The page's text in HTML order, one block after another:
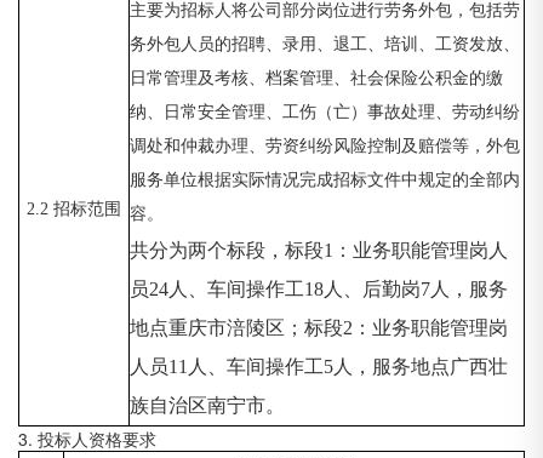
2.2 招标范围
主要为招标人将公司部分岗位进行劳务外包，包括劳
务外包人员的招聘、录用、退工、培训、工资发放、
日常管理及考核、档案管理、社会保险公积金的缴
纳、日常安全管理、工伤（亡）事故处理、劳动纠纷
调处和仲裁办理、劳资纠纷风险控制及赔偿等，外包
服务单位根据实际情况完成招标文件中规定的全部内
容。
共分为两个标段，标段1：业务职能管理岗人
员24人、车间操作工18人、后勤岗7人，服务
地点重庆市涪陵区；标段2：业务职能管理岗
人员11人、车间操作工5人，服务地点广西壮
族自治区南宁市。
3. 投标人资格要求